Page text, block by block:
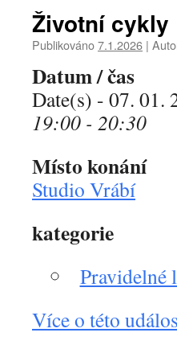
Životní cykly
Publikováno7.1.2026 |
Datum / čas
Date(s) - 07. 01.
19:00 - 20:30
Místo konání
Studio Vrábí
kategorie
Pravidelné
Více o této